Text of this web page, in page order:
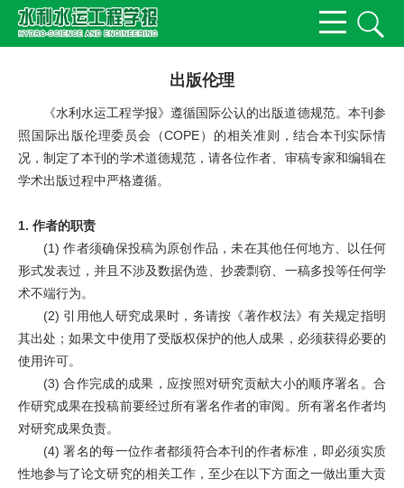
出版伦理
《水利水运工程学报》遵循国际公认的出版道德规范。本刊参
照国际出版伦理委员会（COPE）的相关准则，结合本刊实际情
况，制定了本刊的学术道德规范，请各位作者、审稿专家和编辑在
学术出版过程中严格遵循。
1. 作者的职责
(1)作者须确保投稿为原创作品，未在其他任何地方、以任何
形式发表过，并且不涉及数据伪造、抄袭剽窃、一稿多投等任何学
术不端行为。
(2) 引用他人研究成果时，务请按《著作权法》有关规定指明
其出处；如果文中使用了受版权保护的他人成果，必须获得必要的
使用许可。
(3)合作完成的成果，应按照对研究贡献大小的顺序署名。合
作研究成果在投稿前要经过所有署名作者的审阅。所有署名作者均
对研究成果负责。
(4)署名的每一位作者都须符合本刊的作者标准，即必须实质
性地参与了论文研究的相关工作，至少在以下方面之一做出重大贡